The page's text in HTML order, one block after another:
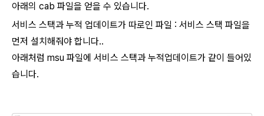
아래의 cab 파일을 얻을 수 있습니다.
서비스 스택과 누적 업데이트가 따로인 파일 : 서비스 스택 파일을
먼저 설치해줘야 합니다..
아래처럼 msu 파일에 서비스 스택과 누적업데이트가 같이 들어있
습니다.